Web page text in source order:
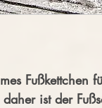
Fußkettchen
ist der